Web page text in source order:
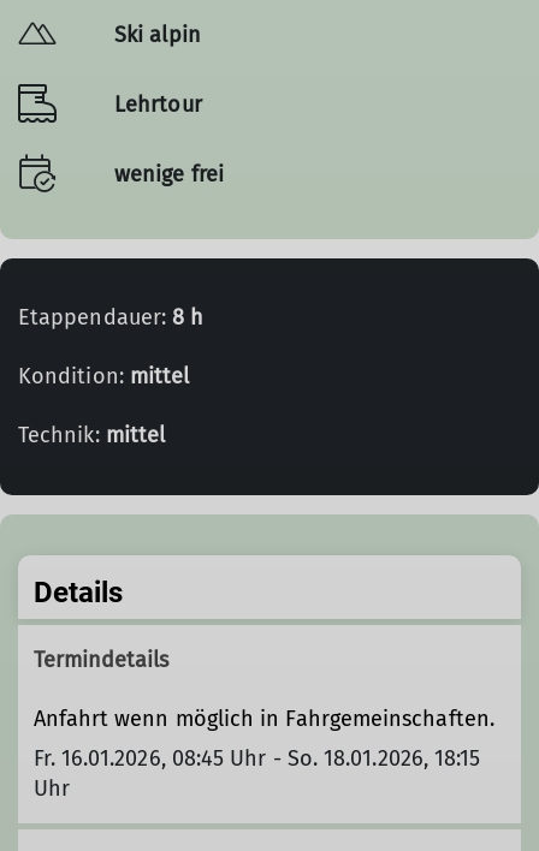
Ski alpin
Lehrtour
wenige frei
Etappendauer:8 h
Kondition: mittel
Technik: mittel
Details
Termindetails
Anfahrt wenn möglich in Fahrgemeinschaften.
Fr. 16.01.2026, 08:45 Uhr - So. 18.01.2026, 18:15
Uhr